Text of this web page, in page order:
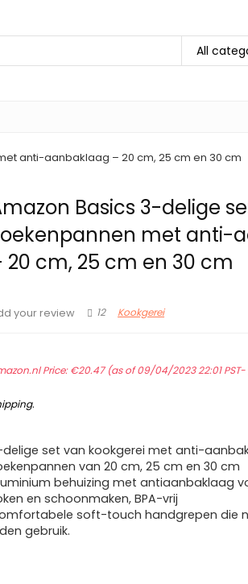
All
anti-aanbaklaag – 20 cm, 25 cm en 30 cm
Basics 3-delige
met anti-
20 cm, 25 cm en 30 cm
your review 12 Kookgerei
Price:€20.47(as of 09/04/2023 22:01 PST-
.
set van kookgerei met anti-
van 20 cm, 25 cm en 30 cm
behuizing met antiaanbaklaag
en schoonmaken, BPA-vrij
soft-touch handgrepen die
gebruik.